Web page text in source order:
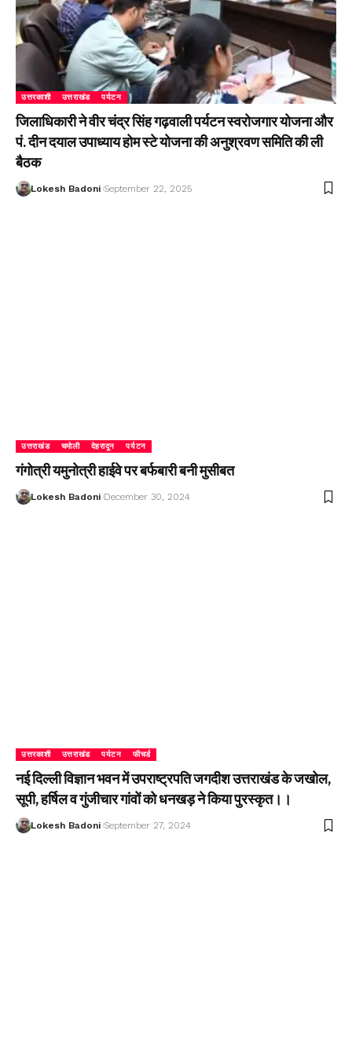
उत्तरकाशी उत्तराखंड पर्यटन
जिलाधिकारी ने वीर चंद्र सिंह गढ़वाली पर्यटन स्वरोजगार योजना और
पं. दीन दयाल उपाध्याय होम स्टे योजना की अनुश्रवण समिति की ली
बैठक
Lokesh Badoni September 22, 2025
उत्तराखंड चमोली देहरादून पर्यटन
गंगोत्री यमुनोत्री हाईवे पर बर्फबारी बनी मुसीबत
Lokesh Badoni December 30, 2024
उत्तरकाशी उत्तराखंड पर्यटन फीचर्ड
नई दिल्ली विज्ञान भवन में उपराष्ट्रपति जगदीश उत्तराखंड के जखोल,
सूपी, हर्षिल व गुंजीचार गांवों को धनखड़ ने किया पुरस्कृत।।
Lokesh Badoni September 27, 2024